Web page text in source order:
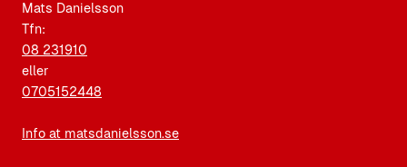
Mats Danielsson
Tfn:
08 231910
eller
0705152448
Info at matsdanielsson.se